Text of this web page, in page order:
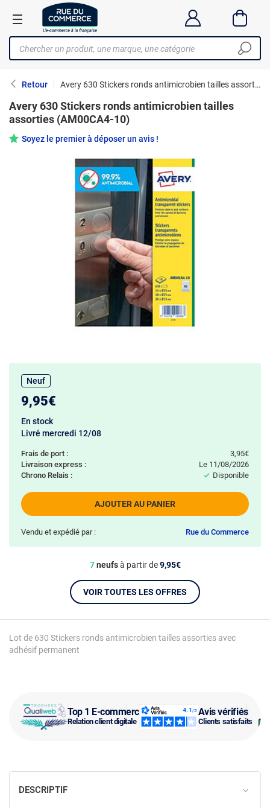
Retour Avery 630 Stickers ronds antimicrobien tailles assorties (AM00CA4-10)
Top 1 E-commerce
Relation client digitale
Avis vérifiés
Clients satisfaits
Avery 630 Stickers ronds antimicrobien tailles
assorties (AM00CA4-10)
Soyez le premier à déposer un avis !
Lot de 630 Stickers ronds antimicrobien tailles assorties avec
adhésif permanent
Neuf
9,95€
AJOUTER AU PANIER
En stock
Frais de port :
3,95€
Livraison express :
le 11/08/2026
Chrono Relais :
Disponible
Livré mercredi 12/08
Vendu et expédié par : Rue du Commerce
7neufsà partir de9,95€
VOIR TOUTES LES OFFRES
DESCRIPTIF